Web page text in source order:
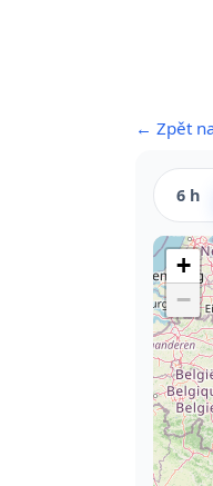
← Zpět
6 h
+
−